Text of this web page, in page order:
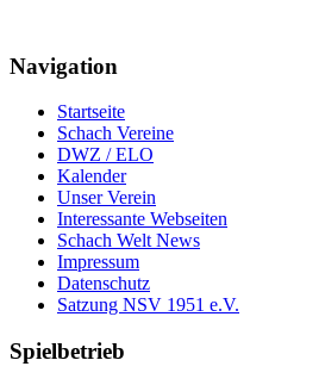
Navigation
Startseite
Schach Vereine
DWZ / ELO
Kalender
Unser Verein
Interessante Webseiten
Schach Welt News
Impressum
Datenschutz
Satzung NSV 1951 e.V.
Spielbetrieb